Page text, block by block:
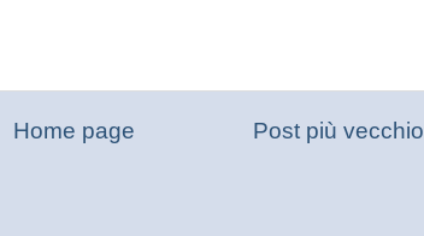
Post più vecchio
Home page